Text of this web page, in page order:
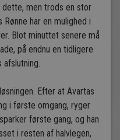
men trods en stor
har en mulighed i
Blot minuttet senere må
på endnu en tidligere
afslutning.
Efter at Avartas
i første omgang, ryger
første gang, og han
i resten af halvlegen,